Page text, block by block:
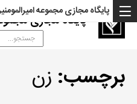
پایگاه مجازی
پایگاه مجازی مجموعه
برچسب: زن